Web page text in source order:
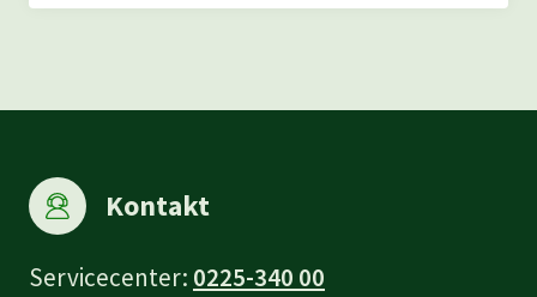
Kontakt
Servicecenter: 0225-340 00